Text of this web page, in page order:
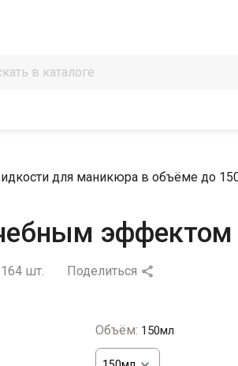
для маникюра в объёме до
164 шт. Поделиться 
Объём: 150мл